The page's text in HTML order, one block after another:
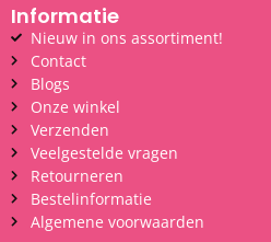
Informatie
Nieuw in ons assortiment!
Contact
Blogs
Onze winkel
Verzenden
Veelgestelde vragen
Retourneren
Bestelinformatie
Algemene voorwaarden